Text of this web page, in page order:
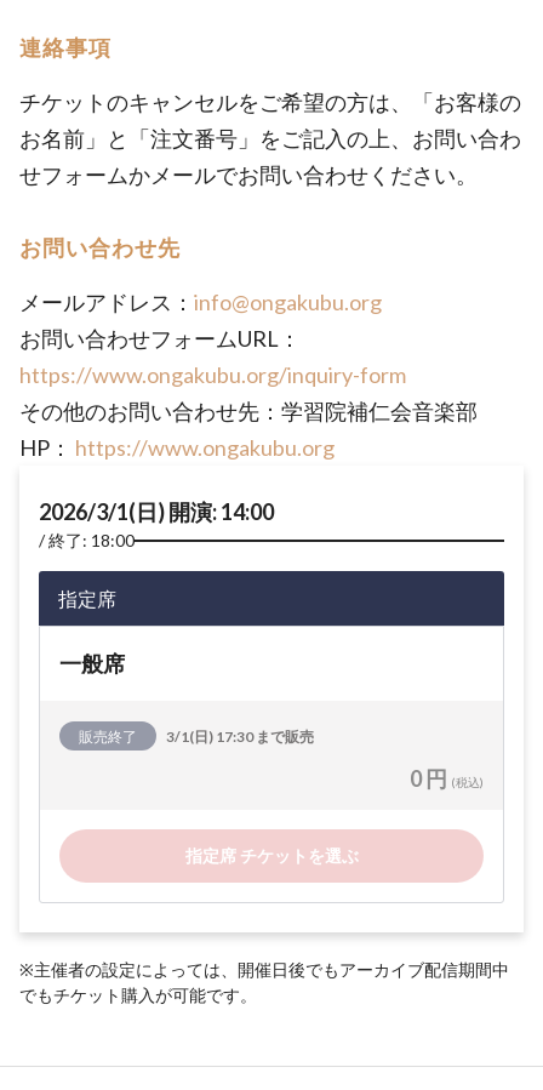
連絡事項
チケットのキャンセルをご希望の方は、「お客様の
お名前」と「注文番号」をご記入の上、お問い合わ
せフォームかメールでお問い合わせください。
お問い合わせ先
メールアドレス： info@ongakubu.org
お問い合わせフォームURL：
https://www.ongakubu.org/inquiry-form
その他のお問い合わせ先：学習院補仁会音楽部
HP： https://www.ongakubu.org
2026/3/1(日) 開演: 14:00
終了: 18:00
指定席
一般席
販売終了 3/1(日) 17:30 まで販売
0 円 (税込)
指定席 チケットを選ぶ
※主催者の設定によっては、開催日後でもアーカイブ配信期間中
でもチケット購入が可能です。